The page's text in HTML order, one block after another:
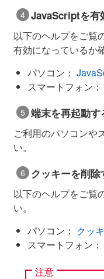
JavaScriptを有
以下のヘルプをご覧
有効になっているか
パソコン：
スマートフォン：
端末を再起動す
ご利用のパソコンや
い。
クッキーを削除
以下のヘルプをご覧
い。
パソコン： クッ
スマートフォン：
注意